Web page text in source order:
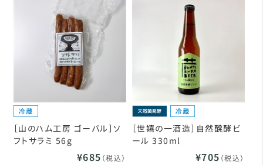
［山のハム工房 ゴーバル］ソ
フトサラミ 56g
¥685 （税込）
［世嬉の一酒造］自然醗酵ビ
ール 330ml
¥705 （税込）